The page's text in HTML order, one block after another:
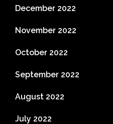
December 2022
November 2022
October 2022
September 2022
August 2022
July 2022